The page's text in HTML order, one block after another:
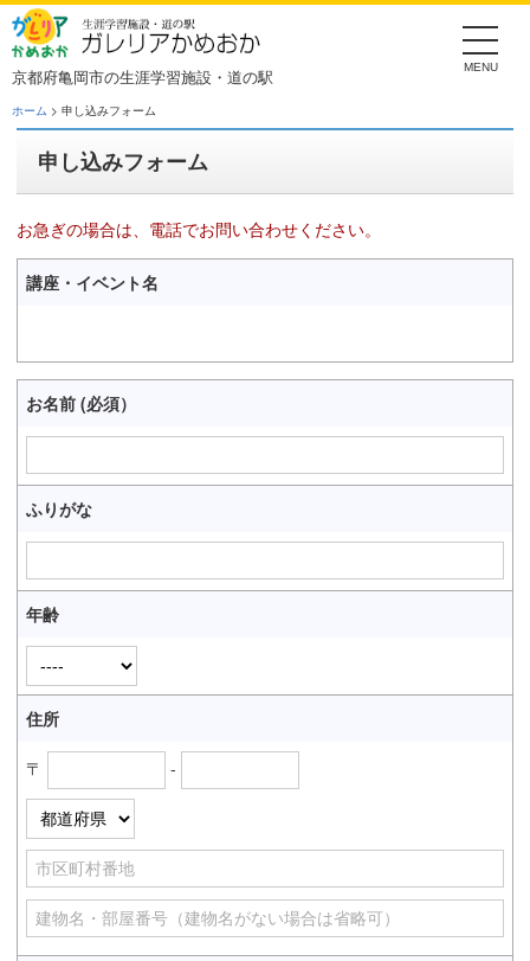
Skip
to
the
content
京都府亀岡市の生涯学習施設・道の駅
ホーム > 申し込みフォーム
申し込みフォーム
お急ぎの場合は、電話でお問い合わせください。
講座・イベント名
お名前 (必須）
ふりがな
年齢
住所
〒 -